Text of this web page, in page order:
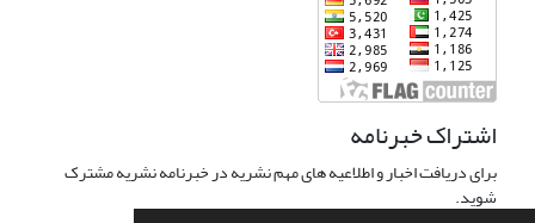
اشتراک خبرنامه
برای دریافت اخبار و اطلاعیه های مهم نشریه در خبرنامه نشریه مشترک
شوید.